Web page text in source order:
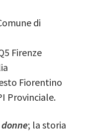
di
Firenze
Fiorentino
Provinciale.
; la storia